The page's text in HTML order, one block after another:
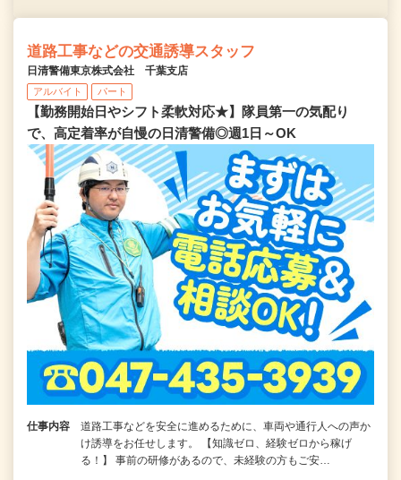
道路工事などの交通誘導スタッフ
日清警備東京株式会社 千葉支店
アルバイト パート
【勤務開始日やシフト柔軟対応★】隊員第一の気配り
で、高定着率が自慢の日清警備◎週1日～OK
仕事内容
道路工事などを安全に進めるために、車両や通行人への声か
け誘導をお任せします。 【知識ゼロ、経験ゼロから稼げ
る！】 事前の研修があるので、未経験の方もご安…